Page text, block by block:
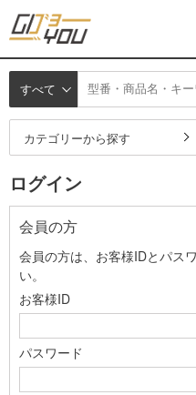
すべて
カテゴリーから探す
ログイン
会員の方
会員の方は、お客様IDとパス
い。
お客様ID
パスワード